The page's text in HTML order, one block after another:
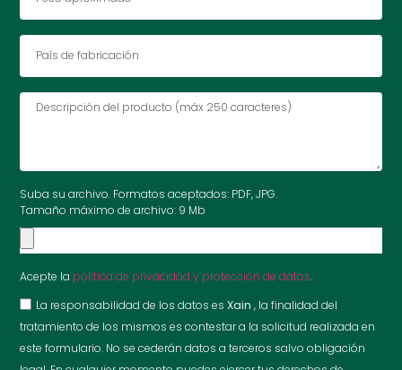
Suba su archivo. Formatos aceptados: PDF, JPG.
Tamaño máximo de archivo: 9 Mb
Acepte la política de privacidad y protección de datos.
La responsabilidad de los datos esXain, la finalidad del
tratamiento de los mismos es contestar a la solicitud realizada en
este formulario. No se cederán datos a terceros salvo obligación